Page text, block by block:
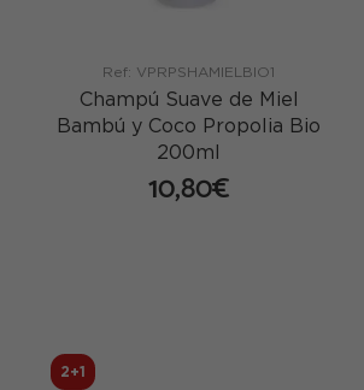
Ref: VPRPSHAMIELBIO1
Champú Suave de Miel
Bambú y Coco Propolia Bio
200ml
10,80€
2+1